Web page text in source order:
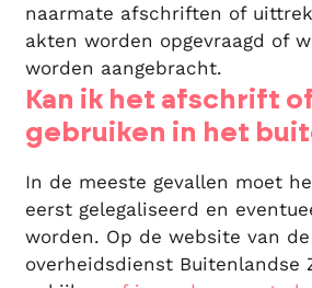
naarmate afschriften of
akten worden opgevraagd of
worden aangebracht.
Kan ik het afschrift
gebruiken in het
In de meeste gevallen moet
eerst gelegaliseerd en
worden. Op de website van de
overheidsdienst Buitenlandse